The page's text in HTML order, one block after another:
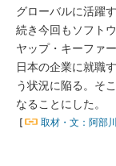
グローバルに活躍
続き今回もソフト
ヤップ・キーファ
日本の企業に就職
う状況に陥る。そ
なることにした。
[ 取材・文：阿部